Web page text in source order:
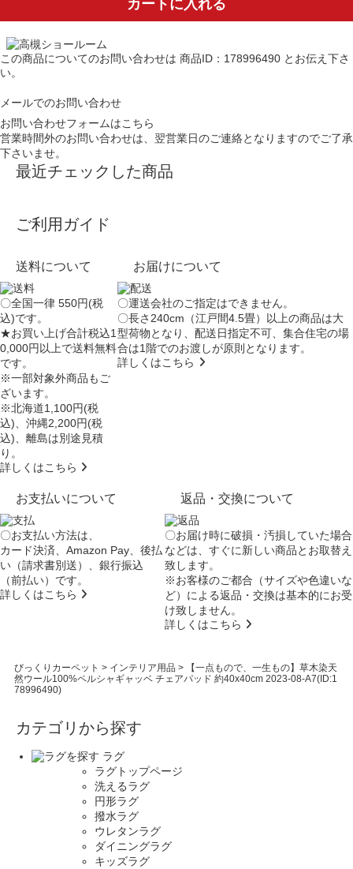
カートに入れる
この商品についてのお問い合わせは 商品ID：178996490 とお伝え下さ
い。
メールでのお問い合わせ
お問い合わせフォームはこちら
営業時間外のお問い合わせは、翌営業日のご連絡となりますのでご了承
下さいませ。
最近チェックした商品
ご利用ガイド
送料について
〇全国一律 550円(税
込)です。
★お買い上げ合計税込1
0,000円以上で送料無料
です。
※一部対象外商品もご
ざいます。
※北海道1,100円(税
込)、沖縄2,200円(税
込)、離島は別途見積
り。
詳しくはこちら
お届けについて
〇運送会社のご指定はできません。
〇長さ240cm（江戸間4.5畳）以上の商品は大
型荷物となり、配送日指定不可、集合住宅の場
合は1階でのお渡しが原則となります。
詳しくはこちら
お支払いについて
〇お支払い方法は、
カード決済、Amazon Pay、後払
い（請求書別送）、銀行振込
（前払い）です。
詳しくはこちら
返品・交換について
〇お届け時に破損・汚損していた場合
などは、すぐに新しい商品とお取替え
致します。
※お客様のご都合（サイズや色違いな
ど）による返品・交換は基本的にお受
け致しません。
詳しくはこちら
びっくりカーペット > インテリア用品 >
【一点もので、一生もの】草木染天
然ウール100%ペルシャギャッベ チェアパッド 約40x40cm 2023-08-A7(ID:1
78996490)
カテゴリから探す
ラグ
ラグトップページ
洗えるラグ
円形ラグ
撥水ラグ
ウレタンラグ
ダイニングラグ
キッズラグ